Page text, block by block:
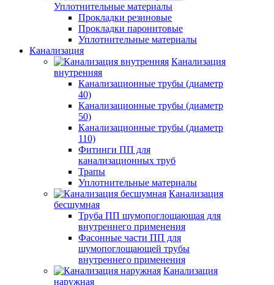
Уплотнительные материалы
Прокладки резиновые
Прокладки паронитовые
Уплотнительные материалы
Канализация
Канализация
внутренняя
Канализационные трубы (диаметр
40)
Канализационные трубы (диаметр
50)
Канализационные трубы (диаметр
110)
Фитинги ПП для
канализационных труб
Трапы
Уплотнительные материалы
Канализация
бесшумная
Труба ПП шумопоглощающая для
внутреннего применения
Фасонные части ПП для
шумопоглощающей трубы
внутреннего применения
Канализация
наружная